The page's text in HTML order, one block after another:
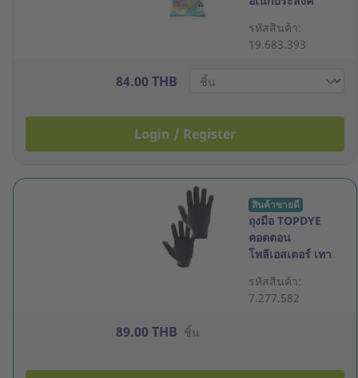
ชิ้น
รหัสสินค้า:
19.683.393
84.00 THB
Login / Register
สินค้าขายดี
ถุงมือ TOPDYE
คอตตอน
โพลีเอสเตอร์ เทา
รหัสสินค้า:
7.277.582
89.00 THB ชิ้น